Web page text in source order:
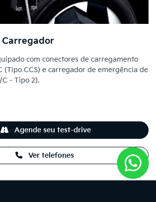
Carregador
com conectores de carregamento
(Tipo CCS) e carregador de emergência de
- Tipo 2).
Ver telefones
Agende seu test-drive